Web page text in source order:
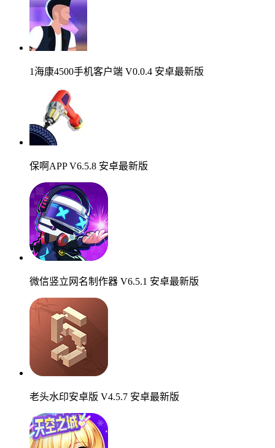
1海康4500手机客户端 V0.0.4 安卓最新版
保啊APP V6.5.8 安卓最新版
微信竖立网名制作器 V6.5.1 安卓最新版
老头水印安卓版 V4.5.7 安卓最新版